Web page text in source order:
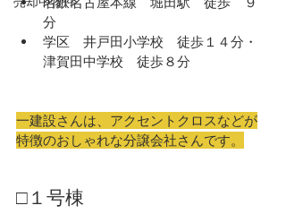
分
学区　井戸田小学校　徒歩１４分・
津賀田中学校　徒歩８分
一建設さんは、アクセントクロスなどが
特徴のおしゃれな分譲会社さんです。
□１号棟